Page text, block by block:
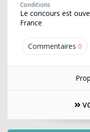
Commentaires 0
Conditions
Le concours est
France